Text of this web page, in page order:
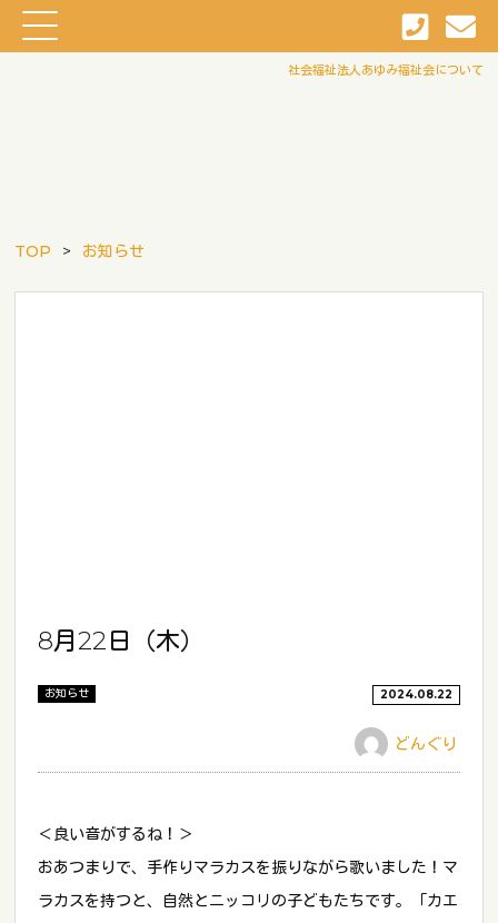
社会福祉法人あゆみ福祉会について
TOP お知らせ
8月22日（木）
お知らせ 2024.08.22
どんぐり
＜良い音がするね！＞
おあつまりで、手作りマラカスを振りながら歌いました！マ
ラカスを持つと、自然とニッコリの子どもたちです。「カエ